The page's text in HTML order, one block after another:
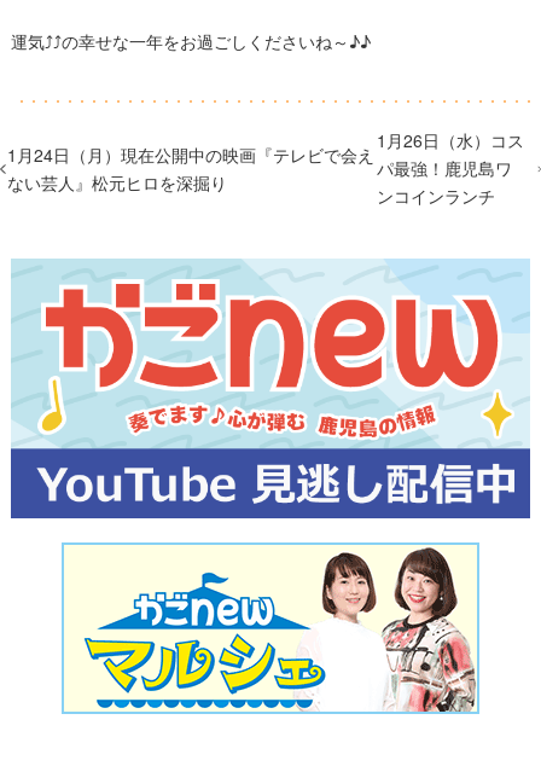
運気⤴⤴の幸せな一年をお過ごしくださいね～♪♪
1月24日（月）現在公開中の映画『テレビで会え
ない芸人』松元ヒロを深掘り
1月26日（水）コス
パ最強！鹿児島ワ
ンコインランチ